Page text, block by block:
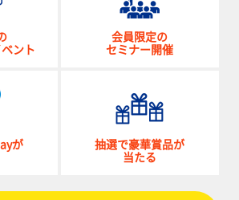
ント
会員限定の
セミナー開催
が
抽選で豪華賞品が
当たる